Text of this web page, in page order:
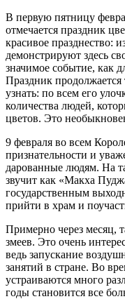
В первую пятницу
отмечается праздник
красивое празднество:
демонстрируют здесь
значимое событие, как
Праздник
узнать: по всем его
количества людей,
цветов. Это
9 февраля во всем
признательности и
дарованные людям. На
звучит как «Макха
государственным
прийти в храм и
Примерно через месяц,
змеев. Это очень
ведь запускание
занятий в стране. Во
устраиваются много
годы становится все